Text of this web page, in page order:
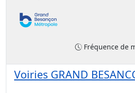
Fréquence de
Voiries GRAND